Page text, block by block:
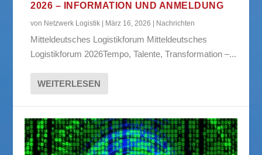
2026 – INFORMATION UND ANMELDUNG
von Netzwerk Logistik März 16, 2026 Nachrichten
Mitteldeutsches Logistikforum Mitteldeutsches
Logistikforum 2026Tempo, Talente, Transformation –...
WEITERLESEN